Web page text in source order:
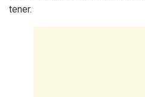
tener.